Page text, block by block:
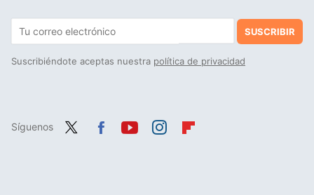
SUSCRIBIR
Suscribiéndote aceptas nuestra política de privacidad
Síguenos